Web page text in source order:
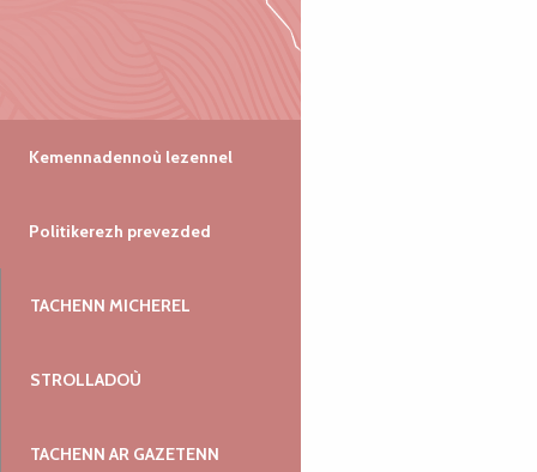
Kemennadennoù lezennel
Politikerezh prevezded
TACHENN MICHEREL
STROLLADOÙ
TACHENN AR GAZETENN